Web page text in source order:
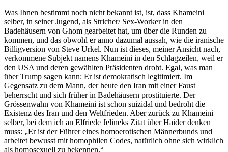
Was Ihnen bestimmt noch nicht bekannt ist, ist, dass Khameini
selber, in seiner Jugend, als Stricher/ Sex-Worker in den
Badehäusern von Ghom gearbeitet hat, um über die Runden zu
kommen, und das obwohl er anno dazumal aussah, wie die iranische
Billigversion von Steve Urkel. Nun ist dieses, meiner Ansicht nach,
verkommene Subjekt namens Khameini in den Schlagzeilen, weil er
den USA und deren gewählten Präsidenten droht. Egal, was man
über Trump sagen kann: Er ist demokratisch legitimiert. Im
Gegensatz zu dem Mann, der heute den Iran mit einer Faust
beherrscht und sich früher in Badehäusern prostituierte. Der
Grössenwahn von Khameini ist schon suizidal und bedroht die
Existenz des Iran und den Weltfrieden. Aber zurück zu Khameini
selber, bei dem ich an Elfriede Jelineks Zitat über Haider denken
muss: „Er ist der Führer eines homoerotischen Männerbunds und
arbeitet bewusst mit homophilen Codes, natürlich ohne sich wirklich
als homosexuell zu bekennen.“